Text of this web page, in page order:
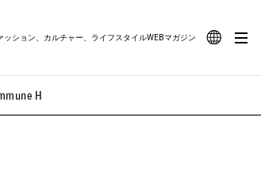
H
ッション、カルチャー、ライフスタイルWEBマガジン
#MONTHLY JOURNAL
#SNEAKER #OUTDOOR